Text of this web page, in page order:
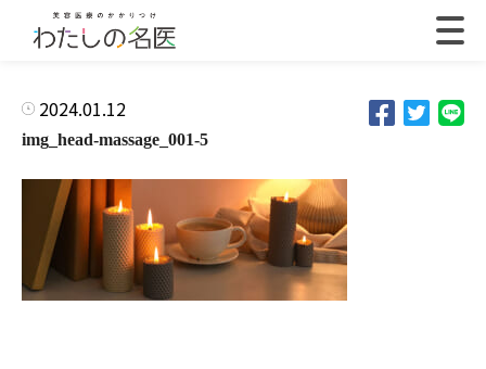
2024.01.12
img_head-massage_001-5